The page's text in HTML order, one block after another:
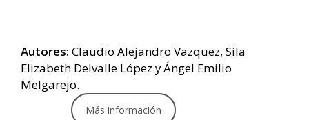
Autores: Claudio Alejandro Vazquez, Sila
Elizabeth Delvalle López y Ángel Emilio
Melgarejo.
Más información